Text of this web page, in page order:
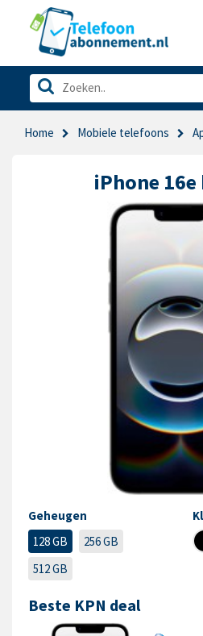
Home Mobiele telefoons
iPhone 16e
Geheugen
128 GB
256 GB
512 GB
Beste KPN deal